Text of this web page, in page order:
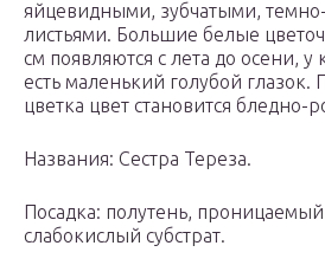
яйцевидными, зубчатыми,
листьями. Большие белые
см появляются с лета до осени, у
есть маленький голубой глазок.
цветка цвет становится бледно-
Названия: Сестра Тереза.
Посадка: полутень,
слабокислый субстрат.